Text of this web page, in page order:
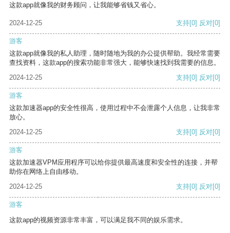
这款app就像我的财务顾问，让我能够省钱又省心。
2024-12-25 支持[0] 反对[0]
游客
这款app就像我的私人助理，随时随地为我的办公提供帮助。我经常需要
查找资料，这款app的搜索功能非常强大，能够快速找到我需要的信息。
2024-12-25
支持[0] 反对[0]
游客
这款加速器app的安全性很高，使用过程中不会泄露个人信息，让我非常
放心。
2024-12-25
支持[0] 反对[0]
游客
这款加速器VPM应用程序可以给你提供最高速度和安全性的连接，并帮
助你在网络上自由移动。
2024-12-25
支持[0] 反对[0]
游客
这款app的视频资源非常丰富，可以满足我不同的娱乐需求。